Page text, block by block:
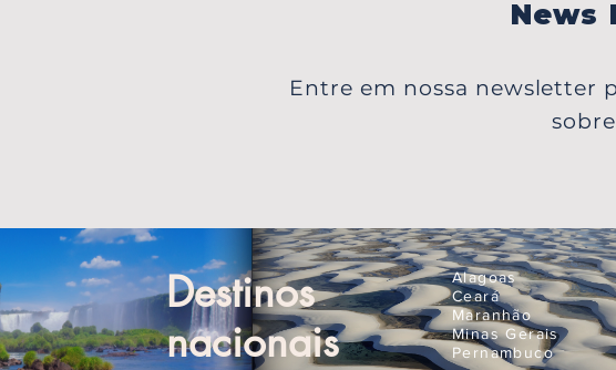
News
Entre em nossa newsletter
Destinos
nacionais
Alagoas
Ceará
Maranhão
Minas Gerais
Pernambuco